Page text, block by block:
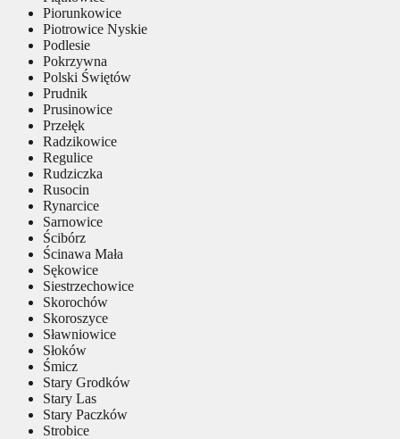
Piorunkowice
Piotrowice Nyskie
Podlesie
Pokrzywna
Polski Świętów
Prudnik
Prusinowice
Przełęk
Radzikowice
Regulice
Rudziczka
Rusocin
Rynarcice
Sarnowice
Ścibórz
Ścinawa Mała
Sękowice
Siestrzechowice
Skorochów
Skoroszyce
Sławniowice
Słoków
Śmicz
Stary Grodków
Stary Las
Stary Paczków
Strobice